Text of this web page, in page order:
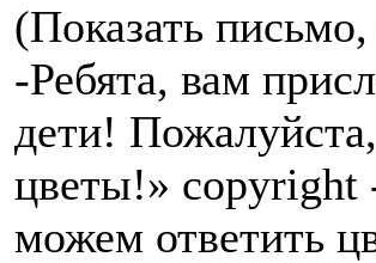
(Показать
-Ребята, вам
дети!
цветы!» copyright
можем ответить